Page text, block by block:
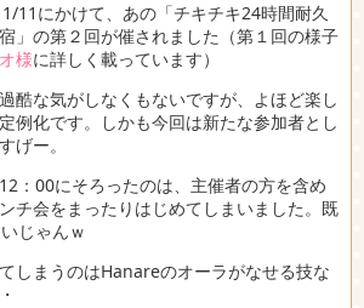
11にかけて、あの「チキチキ24時間耐久
」の第２回が催されました（第１回の様子
様に詳しく載っています）
酷な気がしなくもないですが、よほど楽し
例化です。しかも今回は新たな参加者とし
げー。
：00にそろったのは、主催者の方を含め
チ会をまったりはじめてしまいました。既
じゃんｗ
しまうのはHanareのオーラがなせる技な